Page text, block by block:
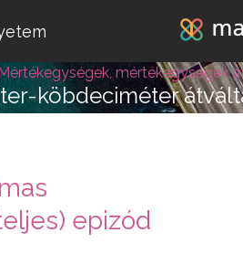
Jump
mértékegységek
köbdeciméter
epizód
lépésre
matek melléd